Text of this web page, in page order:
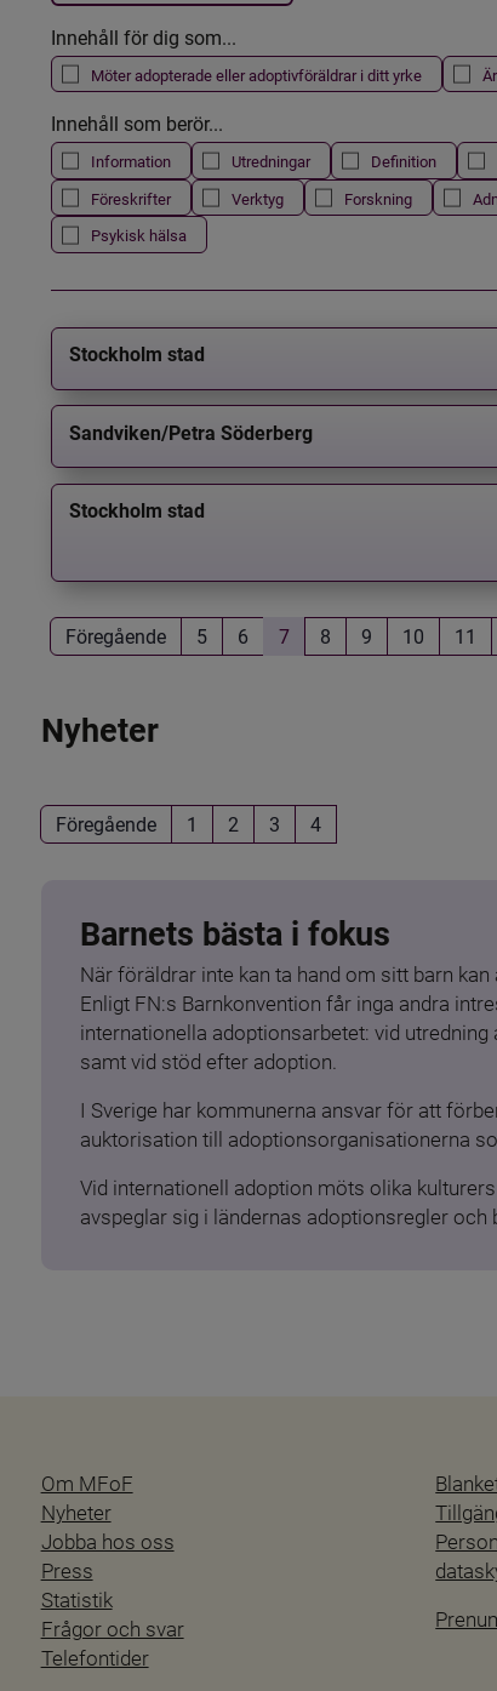
Innehåll för dig som...
Möter adopterade eller adoptivföräldrar i ditt yrke
Innehåll som berör...
Information Utredningar Definition
Föreskrifter
Verktyg Forskning
Psykisk hälsa
Stockholm stad
Sandviken/Petra Söderberg
Stockholm stad
Föregående 5 6 7 8 9 10 11
Nyheter
Föregående 1 2 3 4
Barnets bästa i fokus
När föräldrar inte kan ta hand om sitt barn
Enligt FN:s Barnkonvention får inga andra
internationella adoptionsarbetet: vid
samt vid stöd efter adoption.
I Sverige har kommunerna ansvar för att
auktorisation till adoptionsorganisationerna
Vid internationell adoption möts olika
avspeglar sig i ländernas adoptionsregler och
Om MFoF
Nyheter
Jobba hos oss
Press
Statistik
Frågor och svar
Telefontider